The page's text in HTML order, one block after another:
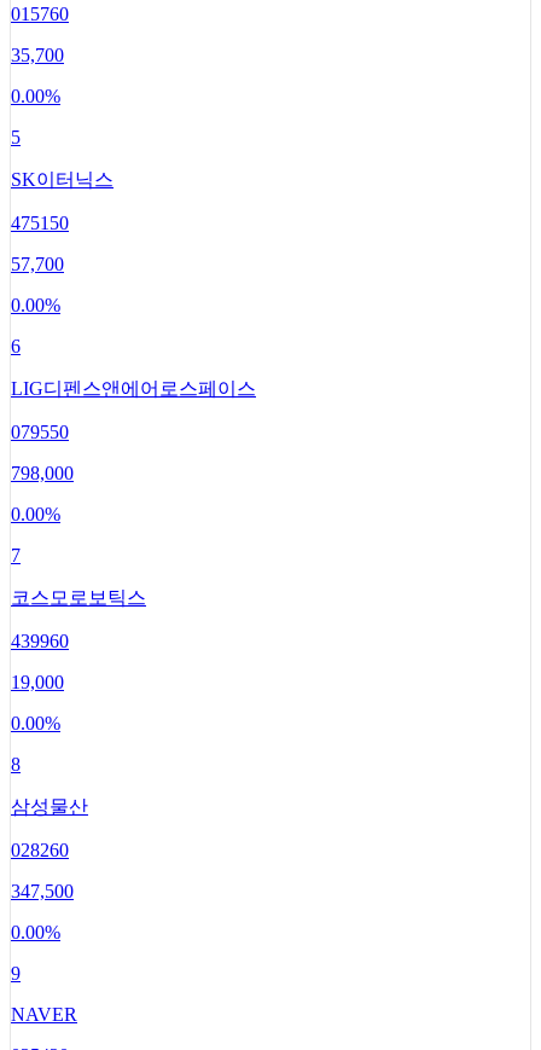
015760
35,700
0.00%
5
SK이터닉스
475150
57,700
0.00%
6
LIG디펜스앤에어로스페이스
079550
798,000
0.00%
7
코스모로보틱스
439960
19,000
0.00%
8
삼성물산
028260
347,500
0.00%
9
NAVER